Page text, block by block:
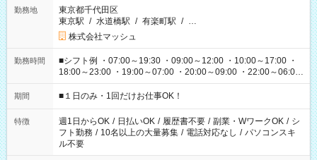
勤務地
東京都千代田区
東京駅 / 水道橋駅 / 有楽町駅 / …
株式会社マッシュ
勤務時間
■シフト例 ・07:00～19:30 ・09:00～12:00 ・10:00～17:00 ・
18:00～23:00 ・19:00～07:00 ・20:00～09:00 ・22:00～06:00
etc ★最短で3時間で5,120円のお仕事から 15時間で2万円近く稼
げるお仕事も！ ご希望のお時間に合わせてご紹介！ ※シフトは
ください！
期間 ■１日のみ・1回だけお仕事OK！
特徴 週1日からOK / 日払いOK / 履歴書不要 / 副業・WワークOK / シ
フト勤務 / 10名以上の大量募集 / 電話対応なし / パソコンスキ
ル不要